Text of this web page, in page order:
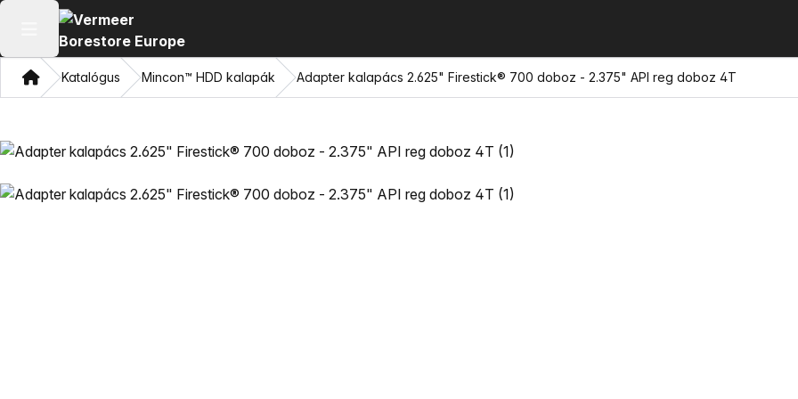
Főmenü megnyitása
OtthonKatalógus Mincon™ HDD kalapák Adapter kalapács 2.625" Firestick® 700 doboz - 2.375" API reg doboz 4T